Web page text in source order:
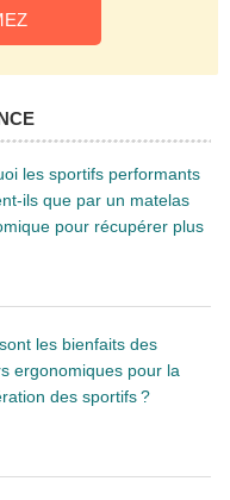
les sportifs performants
ils que par un matelas
pour récupérer plus
les bienfaits des
ergonomiques pour la
des sportifs ?